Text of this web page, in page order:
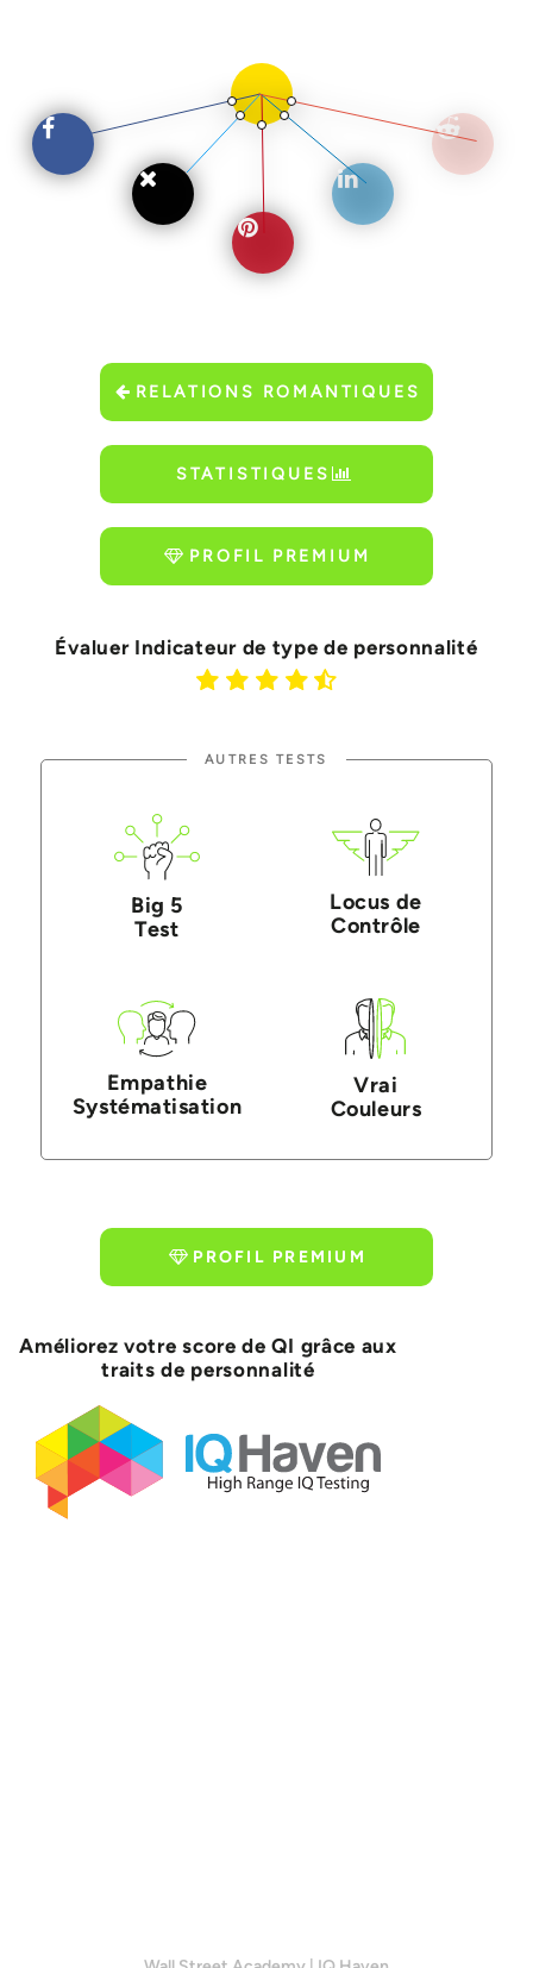
RELATIONS ROMANTIQUES
STATISTIQUES
PROFIL PREMIUM
Évaluer Indicateur de type de personnalité
AUTRES TESTS
Big 5
Test
Locus de
Contrôle
Empathie
Systématisation
Vrai
Couleurs
PROFIL PREMIUM
Améliorez votre score de QI grâce aux
traits de personnalité